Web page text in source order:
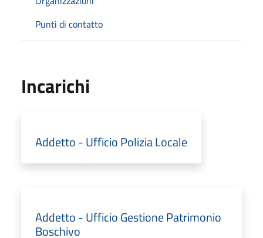
Punti di contatto
Incarichi
Addetto - Ufficio Polizia Locale
Addetto - Ufficio Gestione Patrimonio
Boschivo